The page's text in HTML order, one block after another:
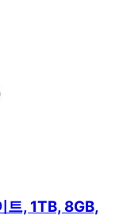
트, 1TB, 8GB,